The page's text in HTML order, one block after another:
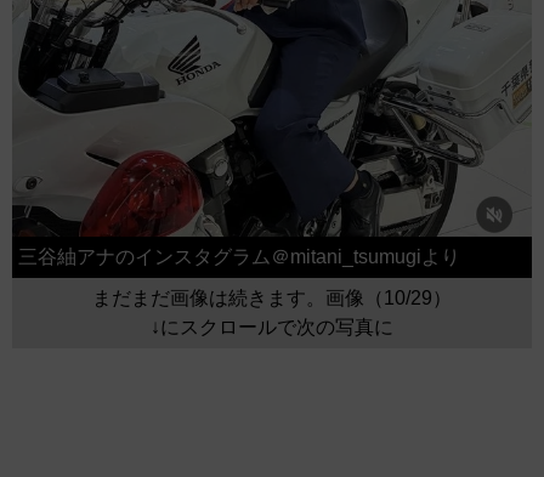
三谷紬アナのインスタグラム＠mitani_tsumugiより
まだまだ画像は続きます。画像（10/29）
↓にスクロールで次の写真に